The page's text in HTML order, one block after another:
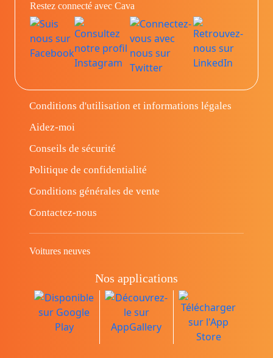
Restez connecté avec Cava
Conditions d'utilisation et informations légales
Aidez-moi
Conseils de sécurité
Politique de confidentialité
Conditions générales de vente
Contactez-nous
Voitures neuves
Nos applications